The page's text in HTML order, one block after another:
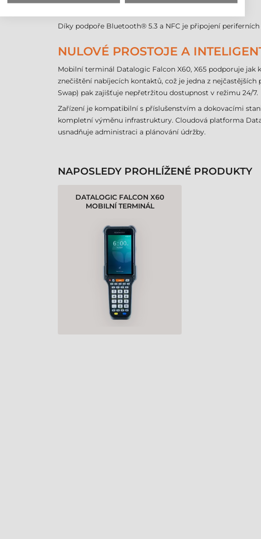
přepravní úkoly a nepřetržité spojení v terénu.
Díky podpoře Bluetooth® 5.3 a NFC je připojení
NULOVÉ PROSTOJE A
Mobilní terminál Datalogic Falcon X60, X65 podporuje
znečištění nabíjecích kontaktů, což je jedna z
Swap) pak zajišťuje nepřetržitou dostupnost v režimu 24/7.
Zařízení je kompatibilní s příslušenstvím a dokovacími
kompletní výměnu infrastruktury. Cloudová platforma
usnadňuje administraci a plánování údržby.
NAPOSLEDY PROHLÍŽENÉ PRODUKTY
DATALOGIC FALCON X60
MOBILNÍ TERMINÁL